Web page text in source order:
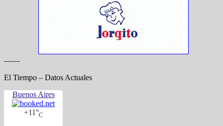
——
El Tiempo – Datos Actuales
Buenos Aires
+11°C